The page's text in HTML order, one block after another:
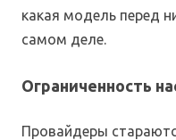
какая модель перед
самом деле.
Ограниченность
Провайдеры